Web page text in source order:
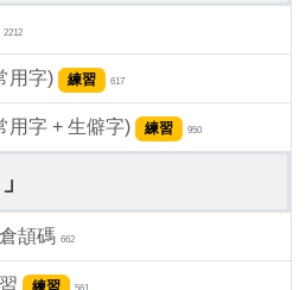
2212
用字) 練習 617
用字 + 生僻字) 練習 950
頡碼 662